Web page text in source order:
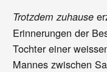
Trotzdem zuhause
Erinnerungen der
Tochter einer
Mannes zwischen